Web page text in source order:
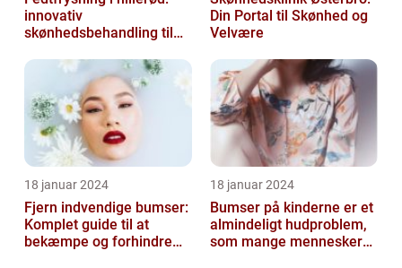
innovativ
skønhedsbehandling til
Din Portal til Skønhed og
Velvære
18 januar 2024
Fjern indvendige bumser:
Komplet guide til at
bekæmpe og forhindre
18 januar 2024
Bumser på kinderne er et
almindeligt hudproblem,
som mange mennesker